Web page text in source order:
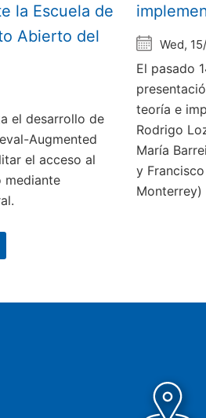
la Escuela de
Abierto del
el desarrollo de
Augmented
el acceso al
mediante
Wed,
El pasado
teoría e
Rodrigo
María
y
Monterrey)